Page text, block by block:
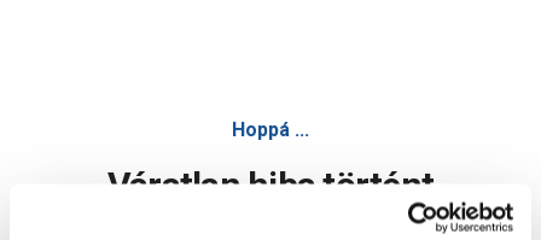
Hoppá ...
Váratlan hiba történt